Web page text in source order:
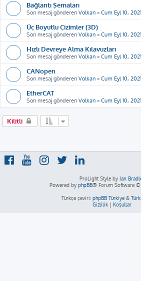
Bağlantı Şemaları
Son mesaj gönderen Volkan « Cum Eyl 10,
Üç Boyutlu Çizimler (3D)
Son mesaj gönderen Volkan « Cum Eyl 10,
Hızlı Devreye Alma Kılavuzları
Son mesaj gönderen Volkan « Cum Eyl 10,
CANopen
Son mesaj gönderen Volkan « Cum Eyl 10,
EtherCAT
Son mesaj gönderen Volkan « Cum Eyl 10,
Kilitli
ProLight Style by Ian
Powered by phpBB® Forum Software ©
Türkçe çeviri: phpBB Türkiye&
Gizlilik | Koşullar